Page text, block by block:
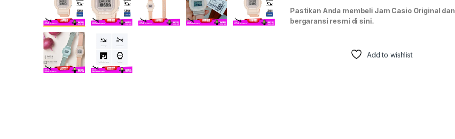
Pastikan Anda membeli Jam Casio Original dan
bergaransi resmi di sini.
Add to wishlist